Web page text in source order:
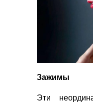
Зажимы
Эти